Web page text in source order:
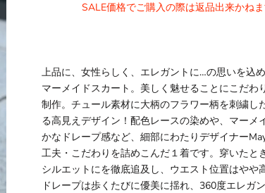
SALE価格でご購入の際は返品出来かねま
上品に、女性らしく、エレガントに…の思いを込
マーメイドスカート。美しく魅せることにこだわ
制作。チュール素材に大柄のフラワー柄を刺繍し
る高見えデザイン！配色レースの染めや、マーメ
かなドレープ感など、細部にわたりデザイナー
工夫・こだわりを詰めこんだ１着です。穿いたと
シルエットにを徹底追及し、ウエスト位置はやや
ドレープは歩くたびに優美に揺れ、360度エレガ